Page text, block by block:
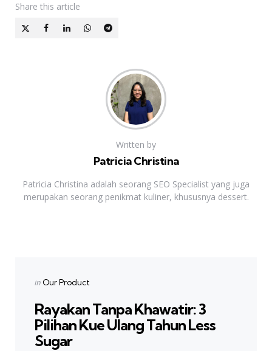
Share this article
Written by
Patricia Christina
Patricia Christina adalah seorang SEO Specialist yang juga
merupakan seorang penikmat kuliner, khususnya dessert.
Posted
in Our Product
Rayakan Tanpa Khawatir: 3
Pilihan Kue Ulang Tahun Less
Sugar